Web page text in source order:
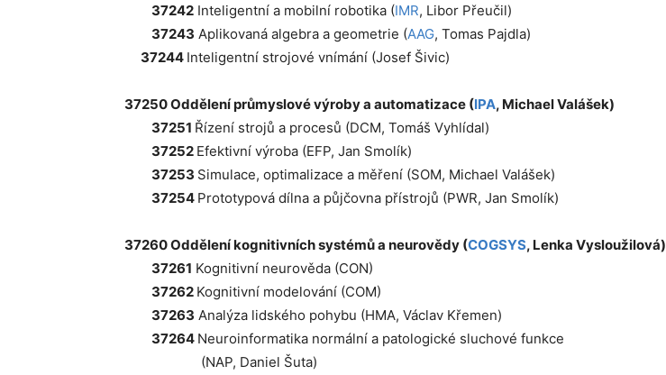
37242 Inteligentní a mobilní robotika (IMR, Libor Přeučil)
37243 Aplikovaná algebra a geometrie (AAG, Tomas Pajdla)
37244 Inteligentní strojové vnímání (Josef Šivic)
37250 Oddělení průmyslové výroby a automatizace (IPA, Michael Valášek)
37251 Řízení strojů a procesů (DCM, Tomáš Vyhlídal)
37252 Efektivní výroba (EFP, Jan Smolík)
37253 Simulace, optimalizace a měření (SOM, Michael Valášek)
37254 Prototypová dílna a půjčovna přístrojů (PWR, Jan Smolík)
37260 Oddělení kognitivních systémů a neurovědy (COGSYS, Lenka Vysloužilová)
37261 Kognitivní neurověda (CON)
37262 Kognitivní modelování (COM)
37263 Analýza lidského pohybu (HMA, Václav Křemen)
37264 Neuroinformatika normální a patologické sluchové funkce
(NAP, Daniel Šuta)